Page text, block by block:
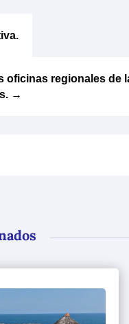
oficinas regionales de
→